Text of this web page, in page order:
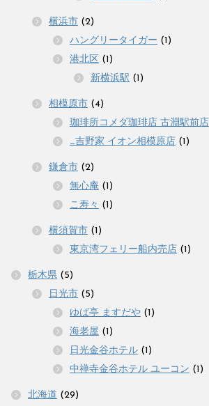
横浜市 (2)
ハングリータイガー (1)
港北区 (1)
新横浜駅 (1)
相模原市 (4)
珈琲所コメダ珈琲店 古淵駅前店
_吉野家 イオン相模原店 (1)
鎌倉市 (2)
無心庵 (1)
こ寿々 (1)
横須賀市 (1)
東京湾フェリー船内売店 (1)
栃木県 (5)
日光市 (5)
ゆば亭 ますだや (1)
海老屋 (1)
日光金谷ホテル (1)
中禅寺金谷ホテル ユーコン (1)
北海道 (29)